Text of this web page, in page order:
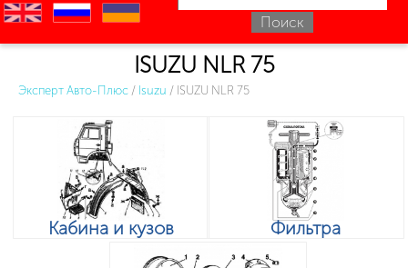
en ru uk
ISUZU NLR 75
Эксперт Авто-Плюс / Isuzu / ISUZU NLR 75
Кабина и кузов Фильтра